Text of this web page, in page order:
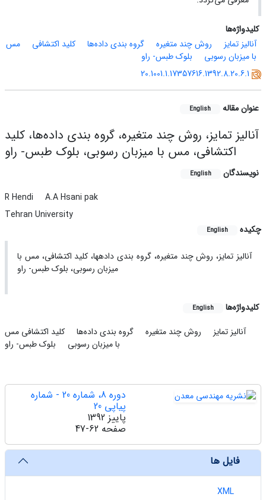
کلیدواژه‌ها
آنالیز تمایز
روش چند متغیره گروه بندی داده‌ها کلید اکتشافی
مس
با میزبان رسوبی
بلوک طبس- راو
20.1001.1.17357616.1392.8.20.6.1
عنوان مقاله English
آنالیز تمایز، روش چند متغیره، گروه بندی داده‌ها، کلید
اکتشافی، مس با میزبان رسوبی، بلوک طبس- راو
نویسندگان English
R Hendi
A.A Hsani pak
Tehran University
چکیده
English
آنالیز تمایز، روش چند متغیره، گروه بندی داده­ها، کلید اکتشافی، مس با
میزبان رسوبی، بلوک طبس- راو
کلیدواژه‌ها English
آنالیز تمایز روش چند متغیره گروه بندی داده‌ها کلید اکتشافی مس
با میزبان رسوبی
بلوک طبس- راو
دوره 8، شماره 20 - شماره
پیاپی 20
پاییز 1392
صفحه 47-62
فایل ها
XML